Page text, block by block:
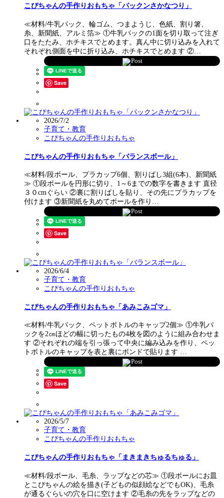
こぴちゃんの手作りおもちゃ「パックンさかなつり」
≪材料/牛乳パック、輪ゴム、つまようじ、色紙、割り箸、
糸、新聞紙、アルミ箔≫ ①牛乳パックの1面を切り取って注ぎ
口をたたみ、ホチキスでとめます。真ん中に切り込みを入れて
それぞれ側面を中に折り込み、ホチキスでとめます ②…
Post
Save
2026/7/2
子育て・教育
こぴちゃんの手作りおもちゃ
こぴちゃんの手作りおもちゃ「バランスボール」
≪材料/段ボール、プラカップ6個、割りばし3組(6本)、新聞紙
≫ ①段ボールを円形に切り、1～6までの数字を書きます 直径
３０cmぐらい ②裏に割りばしを貼り、その先にプラカップを
付けます ③新聞紙を丸めてボールを作り…
Post
Save
2026/6/4
子育て・教育
こぴちゃんの手作りおもちゃ
こぴちゃんの手作りおもちゃ「あみこみゴマ」
≪材料/牛乳パック、ペットボトルのキャップ2個≫ ①牛乳パ
ックを2㎝ほどの幅に切ったもの4枚を図のように組み合わせま
す ②それぞれの端を引っ張って中央に編み込みを作り、ペッ
トボトルのキャップを表と裏にボンドで貼ります …
Post
Save
2026/5/7
子育て・教育
こぴちゃんの手作りおもちゃ
こぴちゃんの手作りおもちゃ「まきまきちゅるちゅる」
≪材料/段ボール、毛糸、ラップなどの芯≫ ①段ボールにお皿
とこぴちゃんの絵を描き(子どもの似顔絵などでもOK)、毛糸
が通るぐらいの穴を口に空けます ②毛糸の先をラップなどの